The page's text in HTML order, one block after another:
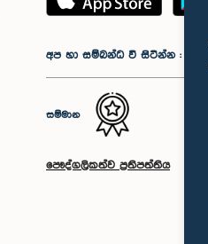
අප හා සම්බන්ධ වී සිටින්න :
සම්මාන
පෞද්ගලිකත්ව ප්‍රතිපත්තිය